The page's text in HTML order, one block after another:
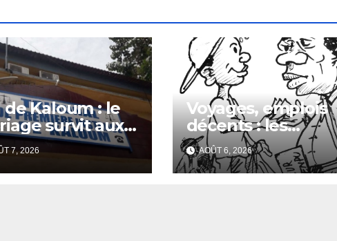
de Kaloum : le
survit aux
7, 2026
Voyages, emplois
décents : les
escrocs piègent
nombreux jeunes
AOÛT 6, 2026